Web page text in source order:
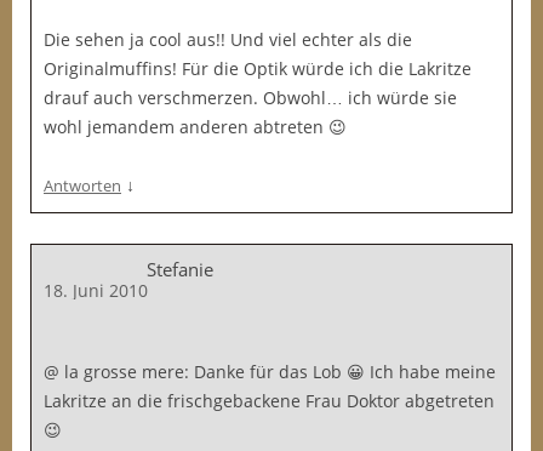
Die sehen ja cool aus!! Und viel echter als die
Originalmuffins! Für die Optik würde ich die Lakritze
drauf auch verschmerzen. Obwohl… ich würde sie
wohl jemandem anderen abtreten 😉
Antworten ↓
Stefanie
18. Juni 2010
@ la grosse mere: Danke für das Lob 😀 Ich habe meine
Lakritze an die frischgebackene Frau Doktor abgetreten
😉